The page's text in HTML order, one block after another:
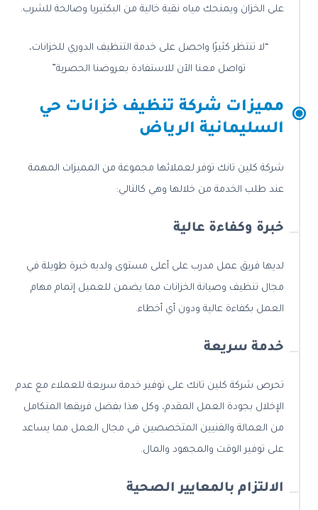
على الخزان ويمنحك مياه نقية خالية من البكتيريا وصالحة للشرب.
“لا تنتظر كثيرًا واحصل على خدمة التنظيف الدوري للخزانات،
تواصل معنا الآن للاستفادة بعروضنا الحصرية”
مميزات شركة تنظيف خزانات حي
السليمانية الرياض
شركة كلين تانك توفر لعملائها مجموعة من المميزات المهمة
عند طلب الخدمة من خلالها وهي كالتالي:
خبرة وكفاءة عالية
لديها فريق عمل مدرب على أعلى مستوى ولديه خبرة طويلة في
مجال تنظيف وصيانة الخزانات مما يضمن للعميل إتمام مهام
العمل بكفاءة عالية ودون أي أخطاء.
خدمة سريعة
تحرص شركة كلين تانك على توفير خدمة سريعة للعملاء مع عدم
الإخلال بجودة العمل المقدم، وكل هذا بفضل فريقها المتكامل
من العمالة والفنيين المتخصصين في مجال العمل مما يساعد
على توفير الوقت والمجهود والمال.
الالتزام بالمعايير الصحية